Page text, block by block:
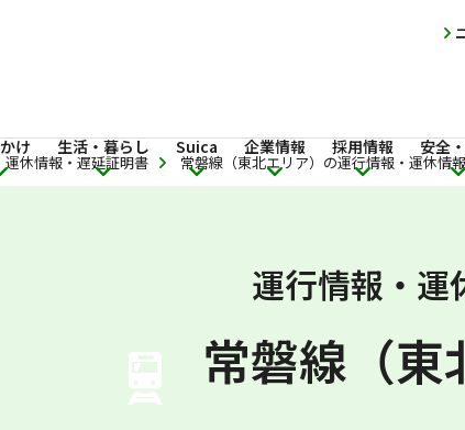
け 生活・暮らし Suica 企業情報 採用情報 安全
運休情報・遅延証明書 常磐線（東北エリア）の運行情報・運休情報
運行情報・運
常磐線（東